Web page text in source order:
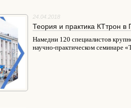
24.04.2018
Теория и практика КТтрон в
Намедни 120 специалистов
научно-практическом семинаре